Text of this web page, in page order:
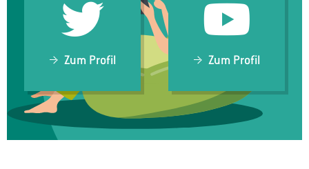
Zum Profil Zum Profil